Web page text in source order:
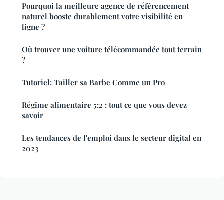
Pourquoi la meilleure agence de référencement
naturel booste durablement votre visibilité en
ligne ?
Où trouver une voiture télécommandée tout terrain
?
Tutoriel: Tailler sa Barbe Comme un Pro
Régime alimentaire 5:2 : tout ce que vous devez
savoir
Les tendances de l'emploi dans le secteur digital en
2023